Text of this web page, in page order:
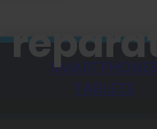
SMARTPHONES
TABLETS